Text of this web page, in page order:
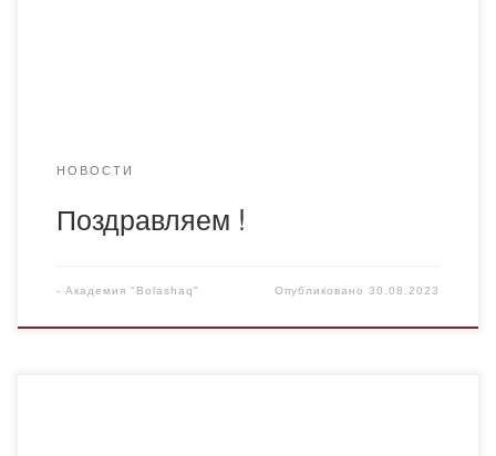
НОВОСТИ
Поздравляем !
- Академия "Bolashaq" Опубликовано30.08.2023